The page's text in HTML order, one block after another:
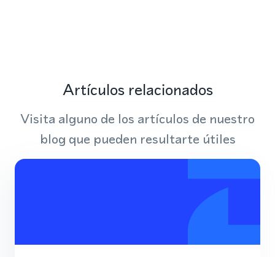
Artículos relacionados
Visita alguno de los artículos de nuestro
blog que pueden resultarte útiles